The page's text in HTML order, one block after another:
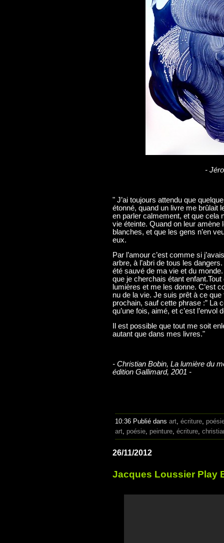
-
" J’ai toujours attendu que
étonné, quand un livre me brûlait
en parler calmement, et que cela
vie éteinte. Quand on leur
blanches, et que les gens n’en
eux.
Par l’amour c’est comme si
arbre, à l’abri de tous les
été sauvé de ma vie et du
que je cherchais étant
lumières et me les donne. C’est
nu de la vie. Je suis prêt à ce
prochain, sauf cette phrase :” La
qu’une fois, aimé, et c’est
Il est possible que tout me soit
autant que dans mes livres."
- Christian Bobin, La lumière du
édition Gallimard, 2001 -
10:36 Publié dans art, écriture,
art, poésie, peinture, écriture,
26/11/2012
Jacques Loussier Play